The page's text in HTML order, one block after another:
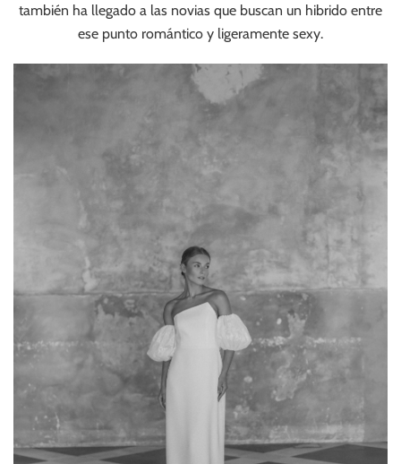
también ha llegado a las novias que buscan un hibrido entre
ese punto romántico y ligeramente sexy.